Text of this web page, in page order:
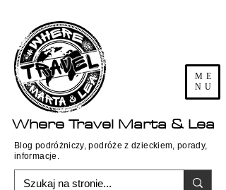
ME
NU
WhereTravel Marta & Lea
Blog podróżniczy, podróże z dzieckiem, porady,
informacje.